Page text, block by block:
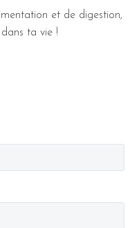
et de digestion,
ta vie !